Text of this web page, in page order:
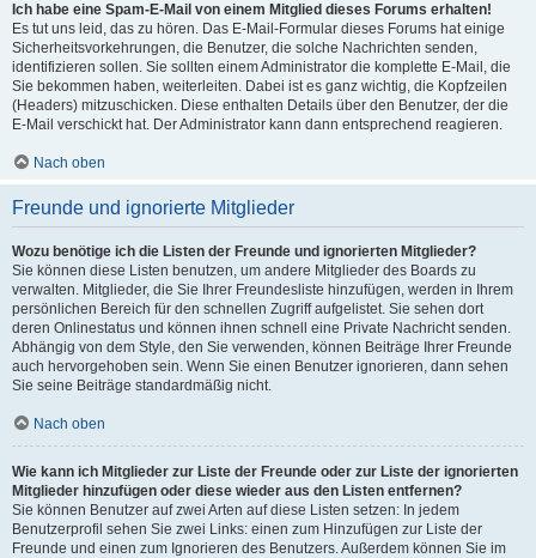
Ich habe eine Spam-E-Mail von einem Mitglied dieses Forums erhalten!
Es tut uns leid, das zu hören. Das E-Mail-Formular dieses Forums hat einige
Sicherheitsvorkehrungen, die Benutzer, die solche Nachrichten senden,
identifizieren sollen. Sie sollten einem Administrator die komplette E-Mail, die
Sie bekommen haben, weiterleiten. Dabei ist es ganz wichtig, die Kopfzeilen
(Headers) mitzuschicken. Diese enthalten Details über den Benutzer, der die
E-Mail verschickt hat. Der Administrator kann dann entsprechend reagieren.
Nach oben
Freunde und ignorierte Mitglieder
Wozu benötige ich die Listen der Freunde und ignorierten Mitglieder?
Sie können diese Listen benutzen, um andere Mitglieder des Boards zu
verwalten. Mitglieder, die Sie Ihrer Freundesliste hinzufügen, werden in Ihrem
persönlichen Bereich für den schnellen Zugriff aufgelistet. Sie sehen dort
deren Onlinestatus und können ihnen schnell eine Private Nachricht senden.
Abhängig von dem Style, den Sie verwenden, können Beiträge Ihrer Freunde
auch hervorgehoben sein. Wenn Sie einen Benutzer ignorieren, dann sehen
Sie seine Beiträge standardmäßig nicht.
Nach oben
Wie kann ich Mitglieder zur Liste der Freunde oder zur Liste der ignorierten
Mitglieder hinzufügen oder diese wieder aus den Listen entfernen?
Sie können Benutzer auf zwei Arten auf diese Listen setzen: In jedem
Benutzerprofil sehen Sie zwei Links: einen zum Hinzufügen zur Liste der
Freunde und einen zum Ignorieren des Benutzers. Außerdem können Sie im